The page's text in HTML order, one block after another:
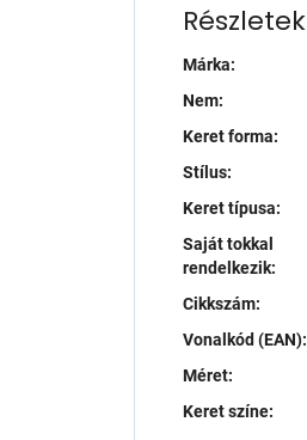
Részletek
Márka:
Nem:
Keret forma:
Stílus:
Keret típusa:
Saját tokkal
rendelkezik:
Cikkszám:
Vonalkód (EAN):
Méret:
Keret színe: